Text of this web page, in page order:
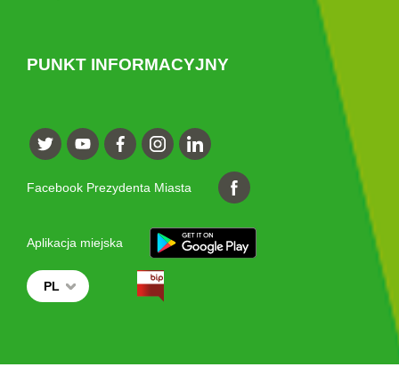
PUNKT INFORMACYJNY
Facebook Prezydenta Miasta
Aplikacja miejska
PL